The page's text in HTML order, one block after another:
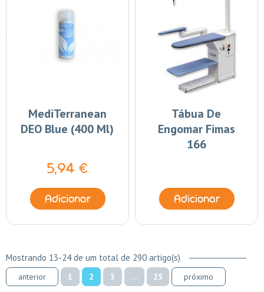
MediTerranean
DEO Blue (400 Ml)
5,94 €
Adicionar
Tábua De
Engomar Fimas
166
Adicionar
Mostrando 13-24 de um total de 290 artigo(s)
anterior 1 2 3 … 25 próximo